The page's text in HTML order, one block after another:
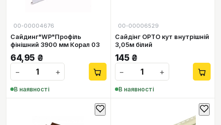
00-00004676
Сайдинг"WP"Профіль
фінішний 3900 мм Корал 03
64,95 ₴
−
+
В наявності
00-00006529
Сайдінг ОРТО кут внутрішній
3,05м білий
145 ₴
−
+
В наявності